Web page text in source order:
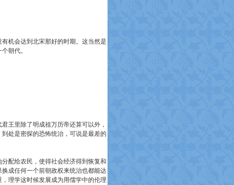
机会达到北宋那好的时期。这当然是
朝代。
王里除了明成祖万历帝还算可以外，
处是密探的恐怖统治，可说是最差的
配给农民，使得社会经济得到恢复和
成任何一个前朝政权来统治也都能达
理学这时候发展成为用儒学中的伦理